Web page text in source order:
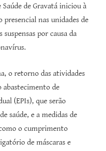
de Gravatá iniciou à
nas unidades de
por causa da
o retorno das atividades
abastecimento de
(EPIs), que serão
saúde, e a medidas de
o cumprimento
de máscaras e